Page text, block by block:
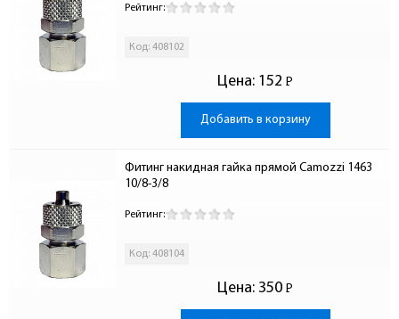
Рейтинг:
Код: 408102
Цена: 152 Р
-
Добавить в корзину
Фитинг накидная гайка прямой Camozzi 1463
10/8-3/8
Рейтинг:
Код: 408104
Цена: 350 Р
-